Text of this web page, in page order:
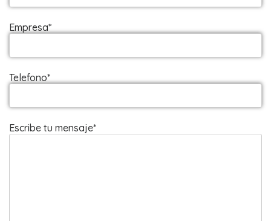
Empresa*
Telefono*
Escribe tu mensaje*